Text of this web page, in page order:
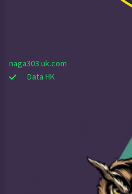
naga303.uk.com
Data HK